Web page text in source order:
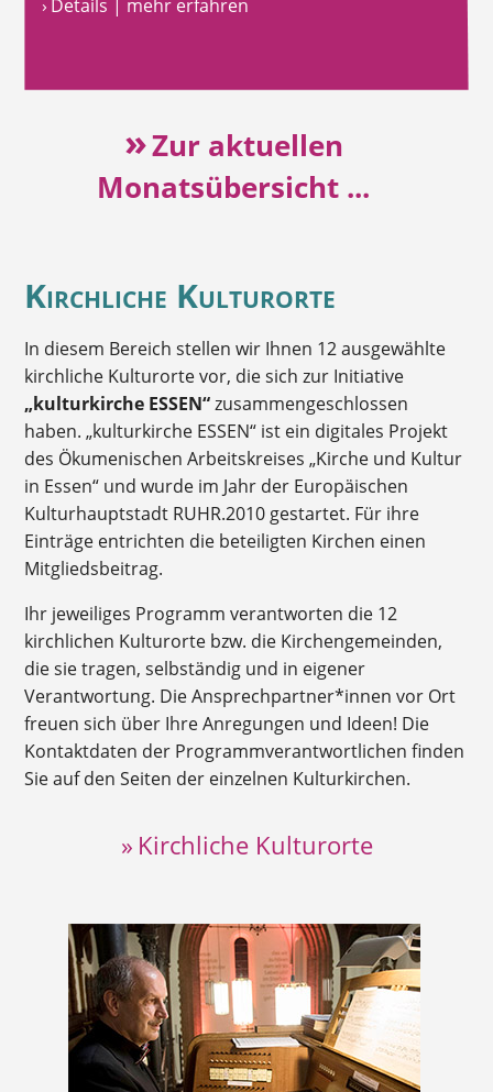
› Details | mehr erfahren
»Zur aktuellen
Monatsübersicht ...
Kirchliche Kulturorte
In diesem Bereich stellen wir Ihnen 12 ausgewählte
kirchliche Kulturorte vor, die sich zur Initiative
„kulturkirche ESSEN“zusammengeschlossen
haben. „kulturkirche ESSEN“ ist ein digitales Projekt
des Ökumenischen Arbeitskreises „Kirche und Kultur
in Essen“ und wurde im Jahr der Europäischen
Kulturhauptstadt RUHR.2010 gestartet. Für ihre
Einträge entrichten die beteiligten Kirchen einen
Mitgliedsbeitrag.
Ihr jeweiliges Programm verantworten die 12
kirchlichen Kulturorte bzw. die Kirchengemeinden,
die sie tragen, selbständig und in eigener
Verantwortung. Die Ansprechpartner*innen vor Ort
freuen sich über Ihre Anregungen und Ideen! Die
Kontaktdaten der Programmverantwortlichen finden
Sie auf den Seiten der einzelnen Kulturkirchen.
» Kirchliche Kulturorte